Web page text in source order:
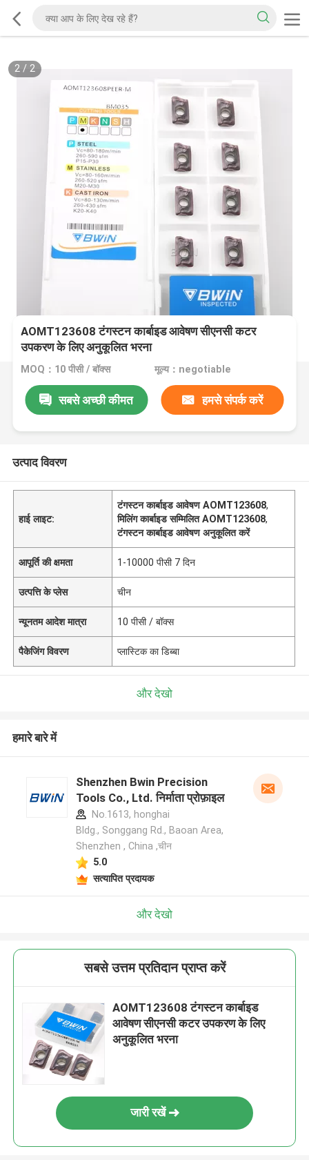
2/ 2
AOMT123608 टंगस्टन कार्बाइड आवेषण सीएनसी कटर
उपकरण के लिए अनुकूलित भरना
MOQ：10 पीसी / बॉक्स मूल्य：negotiable
सबसे अच्छी कीमत हमसे संपर्क करें
उत्पाद विवरण
हाई लाइट:
टंगस्टन कार्बाइड आवेषण AOMT123608,
मिलिंग कार्बाइड सम्मिलित AOMT123608,
टंगस्टन कार्बाइड आवेषण अनुकूलित करें
आपूर्ति की क्षमता 1-10000 पीसी 7 दिन
उत्पत्ति के प्लेस चीन
न्यूनतम आदेश मात्रा 10 पीसी / बॉक्स
पैकेजिंग विवरण प्लास्टिक का डिब्बा
और देखो
हमारे बारे में
Shenzhen Bwin Precision
Tools Co., Ltd. निर्माता प्रोफ़ाइल
No.1613, honghai
Bldg., Songgang Rd., Baoan Area,
Shenzhen , China ,चीन
5.0
सत्यापित प्रदायक
और देखो
सबसे उत्तम प्रतिदान प्राप्त करें
AOMT123608 टंगस्टन कार्बाइड
आवेषण सीएनसी कटर उपकरण के लिए
अनुकूलित भरना
जारी रखें